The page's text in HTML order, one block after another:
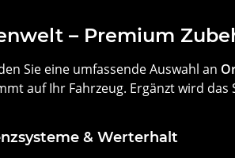
– Premium
Sie eine umfassende Auswahl an
auf Ihr Fahrzeug. Ergänzt wird
& Werterhalt